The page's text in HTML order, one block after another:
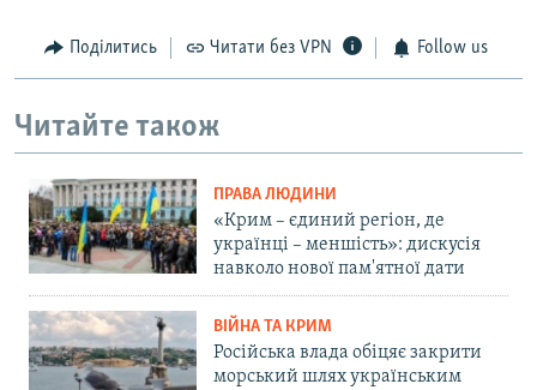
Поділитись Читати без VPN Follow us
Читайте також
ПРАВА ЛЮДИНИ
«Крим – єдиний регіон, де
українці – меншість»: дискусія
навколо нової пам'ятної дати
ВІЙНА ТА КРИМ
Російська влада обіцяє закрити
морський шлях українським